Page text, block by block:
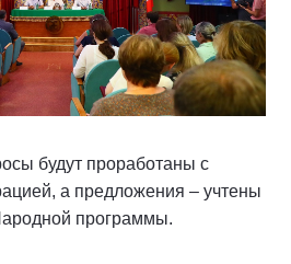
будут проработаны с
а предложения – учтены
программы.